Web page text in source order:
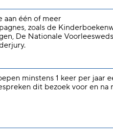
aan één of meer
zoals de
De Nationale
minstens 1 keer per jaar
dit bezoek voor en na